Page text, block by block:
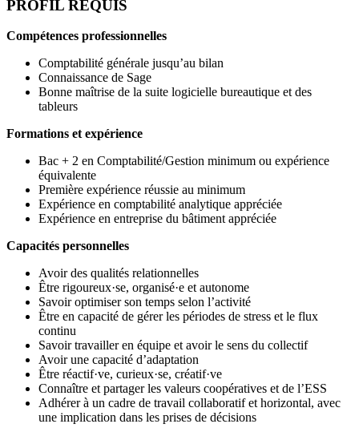
PROFIL REQUIS
Compétences professionnelles
Comptabilité générale jusqu’au bilan
Connaissance de Sage
Bonne maîtrise de la suite logicielle bureautique et des
tableurs
Formations et expérience
Bac + 2 en Comptabilité/Gestion minimum ou expérience
équivalente
Première expérience réussie au minimum
Expérience en comptabilité analytique appréciée
Expérience en entreprise du bâtiment appréciée
Capacités personnelles
Avoir des qualités relationnelles
Être rigoureux·se, organisé·e et autonome
Savoir optimiser son temps selon l’activité
Être en capacité de gérer les périodes de stress et le flux
continu
Savoir travailler en équipe et avoir le sens du collectif
Avoir une capacité d’adaptation
Être réactif·ve, curieux·se, créatif·ve
Connaître et partager les valeurs coopératives et de l’ESS
Adhérer à un cadre de travail collaboratif et horizontal, avec
une implication dans les prises de décisions